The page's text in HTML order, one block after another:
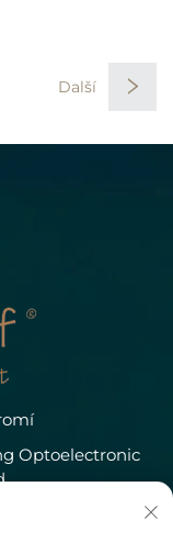
Další
Optoelectronic